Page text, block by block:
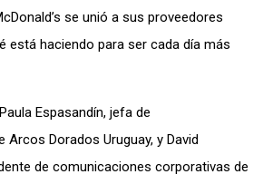
se unió a sus proveedores
está haciendo para ser cada día más
Espasandín, jefa de
Dorados Uruguay, y David
de comunicaciones corporativas de